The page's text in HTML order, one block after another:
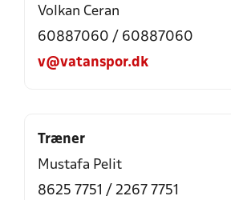
Volkan Ceran
60887060 / 60887060
v@vatanspor.dk
Træner
Mustafa Pelit
8625 7751 / 2267 7751